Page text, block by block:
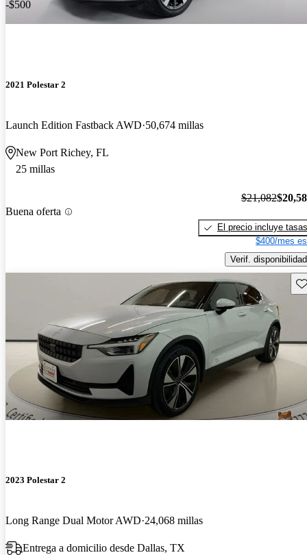
-$500
2021 Polestar 2
Launch Edition Fastback AWD 50,674 millas
New Port Richey, FL
25 millas
Buena oferta
$21,082
El precio incluye tasas
$400/mes
Verif. disponibilidad
2023 Polestar 2
Long Range Dual Motor AWD 24,068 millas
Entrega a domicilio desde Dallas, TX